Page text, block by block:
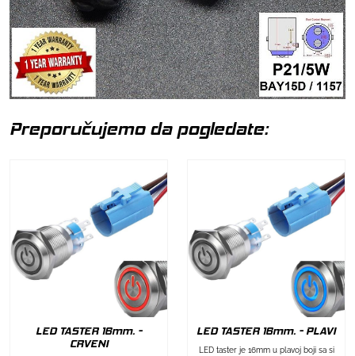
Preporučujemo da pogledate:
LED TASTER 16mm. -
CRVENI
LED TASTER 16mm. - PLAVI
LED taster je 16mm u plavoj boji sa si